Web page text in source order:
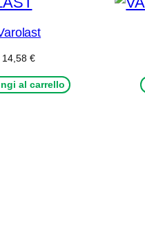
14,58 €
al carrello